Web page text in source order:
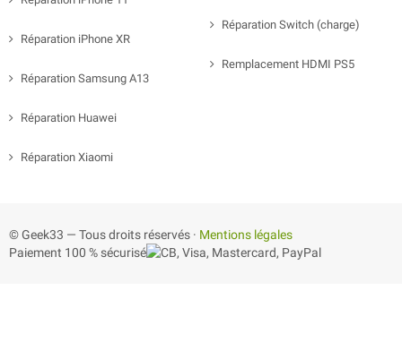
Réparation iPhone XR
Réparation Samsung A13
Réparation Huawei
Réparation Xiaomi
Réparation Switch (charge)
Remplacement HDMI PS5
© Geek33 — Tous droits réservés · Mentions légales
Paiement 100 % sécurisé